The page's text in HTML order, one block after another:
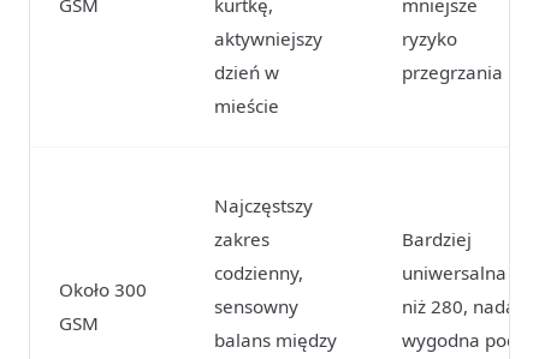
aktywniejszy
dzień w
mieście
ryzyko
przegrzania
Około 300
GSM
Najczęstszy
zakres
codzienny,
sensowny
balans między
Bardziej
uniwersalna
niż 280, nadal
wygodna pod